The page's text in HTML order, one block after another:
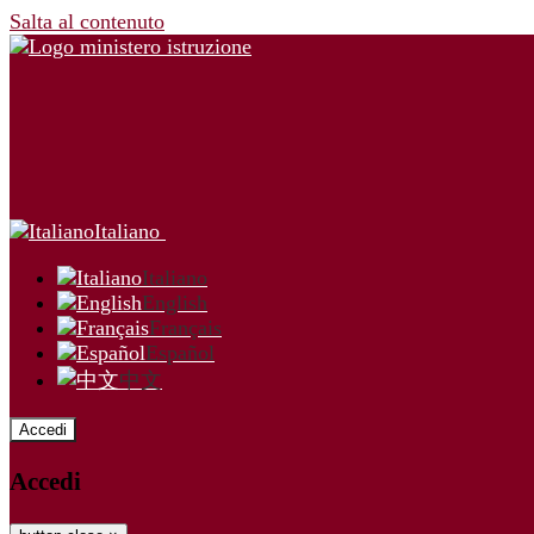
Salta al contenuto
Italiano
Italiano
English
Français
Español
中文
Accedi
Accedi